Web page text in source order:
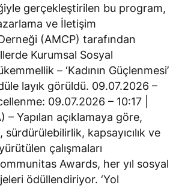
gerçekleştirilen bu program,
ve İletişim
(AMCP) tarafından
Kurumsal Sosyal
– ‘Kadının Güçlenmesi’
layık görüldü. 09.07.2026 –
09.07.2026 – 10:17 |
– Yapılan açıklamaya göre,
kapsayıcılık ve
çalışmaları
Awards, her yıl sosyal
ödüllendiriyor. ‘Yol